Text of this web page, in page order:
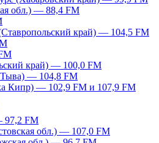
обл.) — 88,4 FM
край) — 104,5 FM
край) — 100,0 FM
— 104,8 FM
Кипр) — 102,9 FM и 107,9 FM
FM
обл.) — 107,0 FM